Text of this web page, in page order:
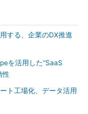
する、企業のDX推進
を活用した“SaaS
性
ト工場化、データ活用